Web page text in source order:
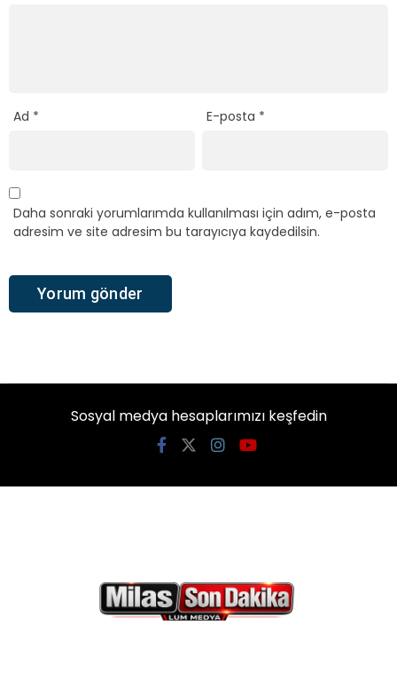
Ad * E-posta *
Daha sonraki yorumlarımda kullanılması için adım, e-posta
adresim ve site adresim bu tarayıcıya kaydedilsin.
Sosyal medya hesaplarımızı keşfedin